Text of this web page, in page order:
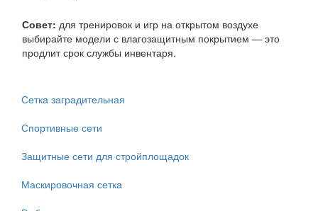
Совет: для тренировок и игр на открытом воздухе
выбирайте модели с влагозащитным покрытием — это
продлит срок службы инвентаря.
Сетка заградительная
Спортивные сети
Защитные сети для стройплощадок
Маскировочная сетка